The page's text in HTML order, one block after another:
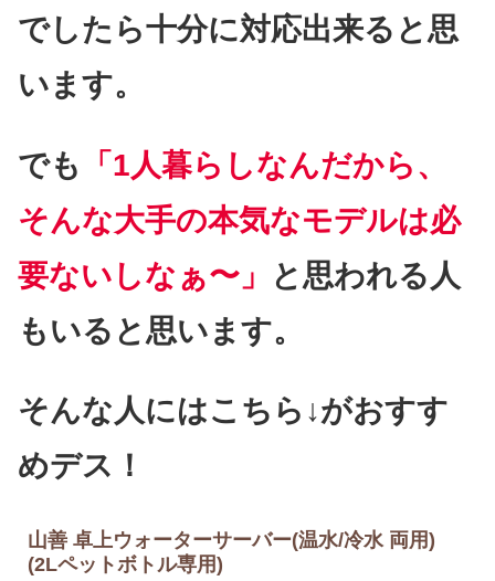
でしたら十分に対応出来ると思
います。
でも
「1人暮らしなんだから、
そんな大手の本気なモデルは必
要ないしなぁ〜」
と思われる人
もいると思います。
そんな人にはこちら↓がおすす
めデス！
山善 卓上ウォーターサーバー(温水/冷水 両用)
(2Lペットボトル専用)